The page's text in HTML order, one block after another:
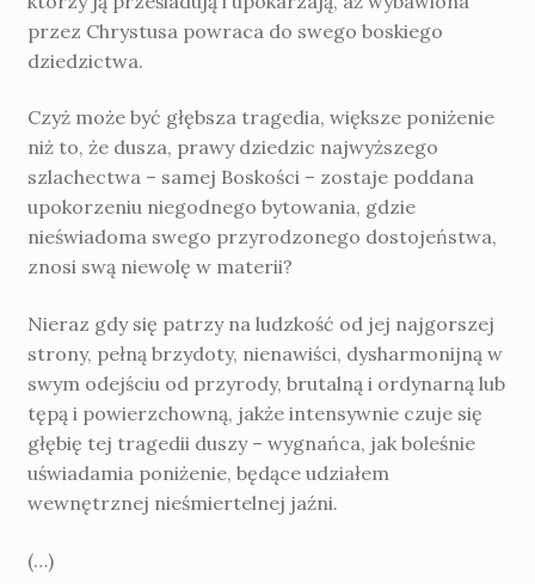
przez Chrystusa powraca do swego boskiego
dziedzictwa.
Czyż może być głębsza tragedia, więk­sze poniżenie
niż to, że dusza, prawy dzie­dzic najwyższego
szlachectwa – samej Boskości – zostaje poddana
upokorzeniu niegodnego byto­wania, gdzie
nieświadoma swego przyrodzonego dostojeństwa,
znosi swą niewolę w materii?
Nieraz gdy się patrzy na ludzkość od jej najgorszej
strony, pełną brzydoty, nienawiści, dysharmonijną w
swym odejściu od przyrody, brutalną i ordynarną lub
tępą i powierzchow­ną, jakże intensywnie czuje się
głębię tej tragedii duszy – wygnańca, jak boleśnie
uświadamia poniżenie, będące udziałem
wewnętrznej nie­śmiertelnej jaźni.
(…)